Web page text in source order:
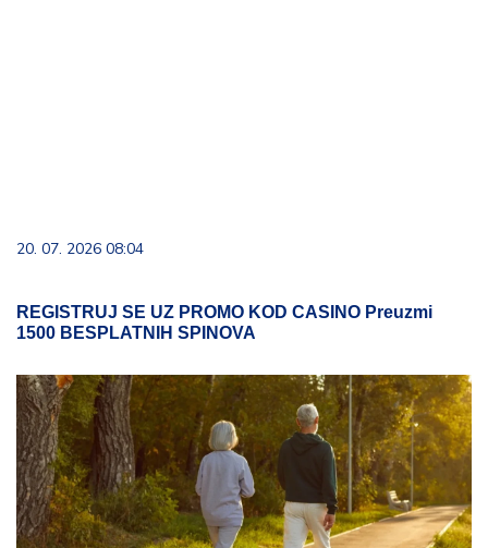
20. 07. 2026 08:04
REGISTRUJ SE UZ PROMO KOD CASINO Preuzmi
1500 BESPLATNIH SPINOVA